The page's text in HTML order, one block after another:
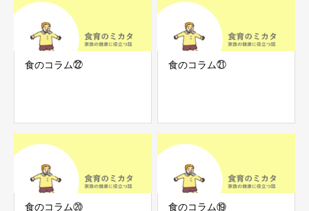
食のコラム㉒ 食のコラム㉑
食のコラム⑳ 食のコラム⑲